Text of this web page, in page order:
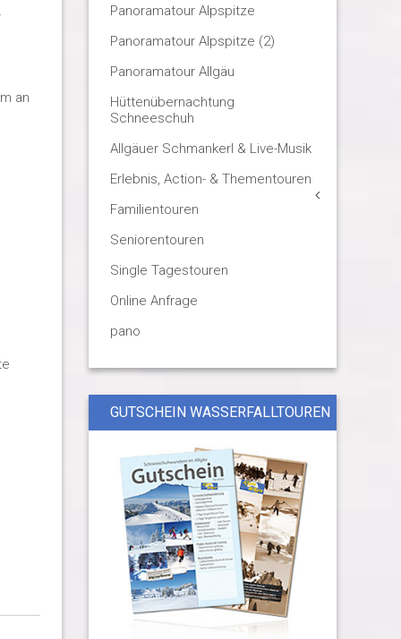
an
Panoramatour Alpspitze
Panoramatour Alpspitze (2)
Panoramatour Allgäu
Hüttenübernachtung
Schneeschuh
Allgäuer Schmankerl & Live-Musik
Erlebnis, Action- & Thementouren
Familientouren
Seniorentouren
Single Tagestouren
Online Anfrage
pano
GUTSCHEIN WASSERFALLTOUREN